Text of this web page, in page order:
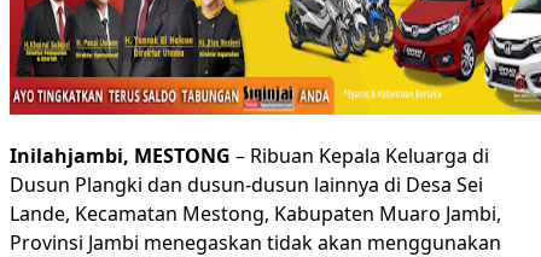
Inilahjambi, MESTONG – Ribuan Kepala Keluarga di
Dusun Plangki dan dusun-dusun lainnya di Desa Sei
Lande, Kecamatan Mestong, Kabupaten Muaro Jambi,
Provinsi Jambi menegaskan tidak akan menggunakan